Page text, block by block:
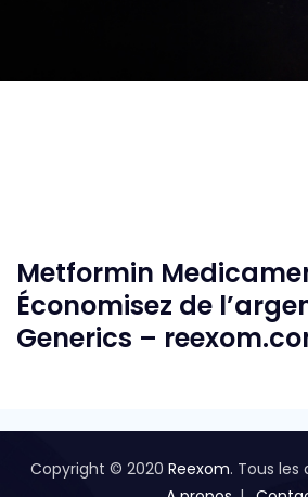
Metformin
Économisez de
Generics –
Copyright © 2020 Reexom. Tous les